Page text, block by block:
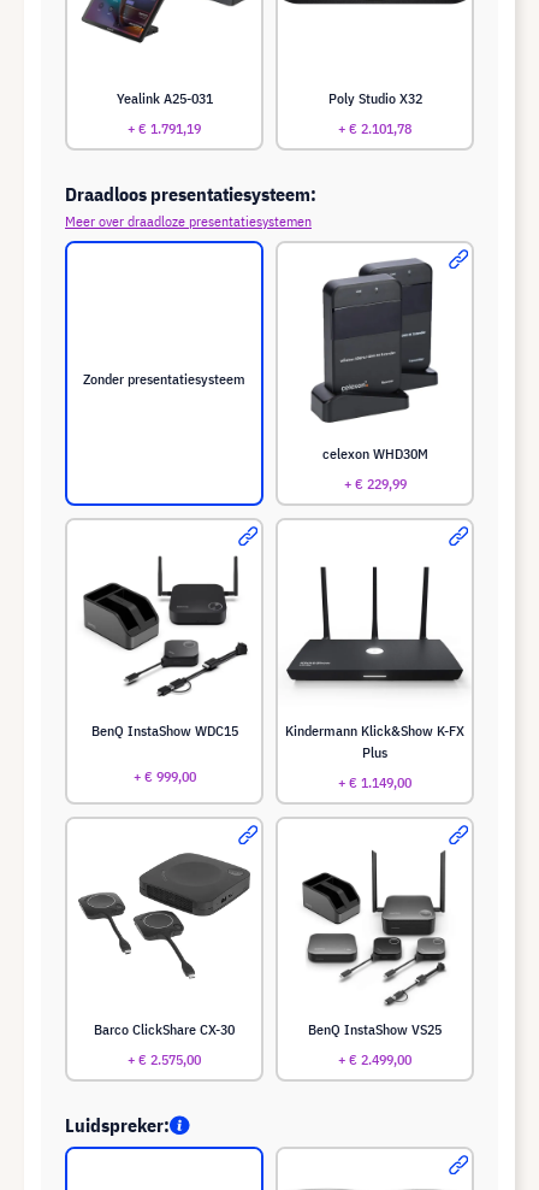
Yealink A25-031
+ € 1.791,19
Poly Studio X32
+ € 2.101,78
Draadloos presentatiesysteem:
Meer over draadloze presentatiesystemen
Zonder presentatiesysteem
celexon WHD30M
+ € 229,99
BenQ InstaShow WDC15
+ € 999,00
Kindermann Klick&Show K-FX
Plus
+ € 1.149,00
Barco ClickShare CX-30
+ € 2.575,00
BenQ InstaShow VS25
+ € 2.499,00
Luidspreker: